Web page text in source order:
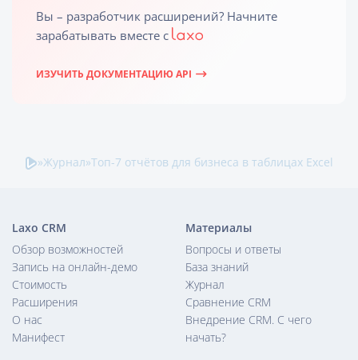
Вы – разработчик расширений? Начните
зарабатывать вместе c
ИЗУЧИТЬ ДОКУМЕНТАЦИЮ API
»Журнал»Топ-7 отчётов для бизнеса в таблицах Excel
Laxo CRM
Обзор возможностей
Запись на онлайн-демо
Стоимость
Расширения
О нас
Манифест
Материалы
Вопросы и ответы
База знаний
Журнал
Сравнение CRM
Внедрение CRM. С чего
начать?